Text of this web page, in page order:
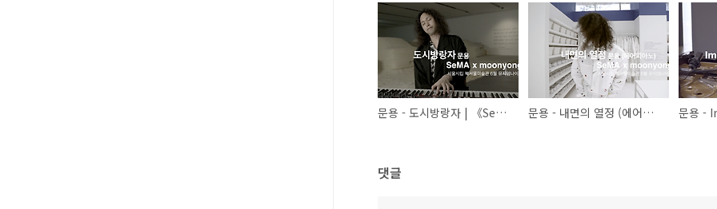
문용 - 도시방랑자 | 《SeMA x moonyong》 서울시립미술관 6월 뮤지엄나이트 | 레안드로 에를리치 '자동차 극장' 문용 - 내면의 열정 (에어피아노) | 《SeMA x moonyong》 서울시립미술관 6월 뮤지엄나이트 | 김영나 《물체그리기》
댓글